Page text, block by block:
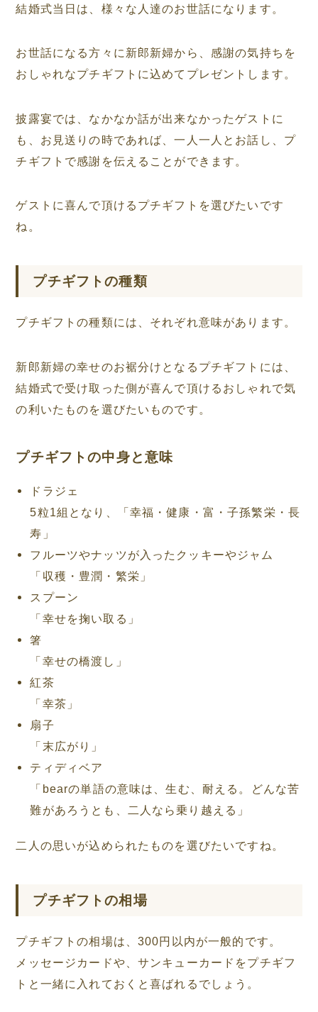
結婚式当日は、様々な人達のお世話になります。
お世話になる方々に新郎新婦から、感謝の気持ちを
おしゃれなプチギフトに込めてプレゼントします。
披露宴では、なかなか話が出来なかったゲストに
も、お見送りの時であれば、一人一人とお話し、プ
チギフトで感謝を伝えることができます。
ゲストに喜んで頂けるプチギフトを選びたいです
ね。
プチギフトの種類
プチギフトの種類には、それぞれ意味があります。
新郎新婦の幸せのお裾分けとなるプチギフトには、
結婚式で受け取った側が喜んで頂けるおしゃれで気
の利いたものを選びたいものです。
プチギフトの中身と意味
ドラジェ
5粒1組となり、「幸福・健康・富・子孫繁栄・長
寿」
フルーツやナッツが入ったクッキーやジャム
「収穫・豊潤・繁栄」
スプーン
「幸せを掬い取る」
箸
「幸せの橋渡し」
紅茶
「幸茶」
扇子
「末広がり」
ティディベア
「bearの単語の意味は、生む、耐える。どんな苦
難があろうとも、二人なら乗り越える」
二人の思いが込められたものを選びたいですね。
プチギフトの相場
プチギフトの相場は、300円以内が一般的です。
メッセージカードや、サンキューカードをプチギフ
トと一緒に入れておくと喜ばれるでしょう。